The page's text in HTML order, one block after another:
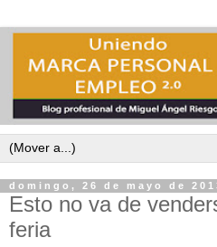
domingo, 26 de mayo de
Esto no va de
feria